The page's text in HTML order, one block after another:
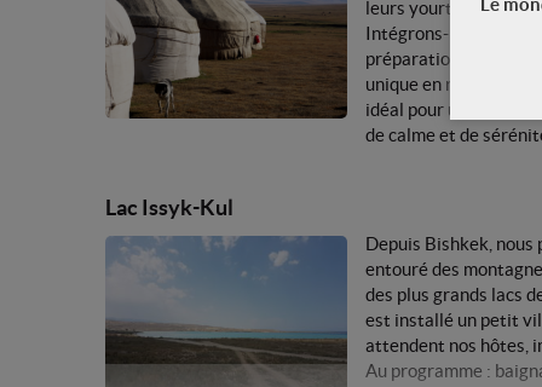
leurs yourtes sur les
Intégrons-nous dans
préparation du
unique en randonnant
idéal pour un pique-
de calme et de
Lac Issyk-Kul
Depuis Bishkek,
entouré des
des plus grands lacs
est installé un petit
attendent nos hôtes,
Au programme :